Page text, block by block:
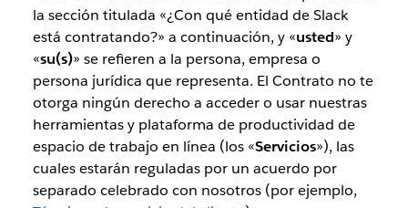
la sección titulada «¿Con qué entidad de Slack
está contratando?» a continuación, y «usted» y
«su(s)» se refieren a la persona, empresa o
persona jurídica que representa. El Contrato no te
otorga ningún derecho a acceder o usar nuestras
herramientas y plataforma de productividad de
espacio de trabajo en línea (los «Servicios»), las
cuales estarán reguladas por un acuerdo por
separado celebrado con nosotros (por ejemplo,